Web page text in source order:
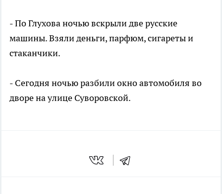
- По Глухова ночью вскрыли две русские
машины. Взяли деньги, парфюм, сигареты и
стаканчики.
- Сегодня ночью разбили окно автомобиля во
дворе на улице Суворовской.